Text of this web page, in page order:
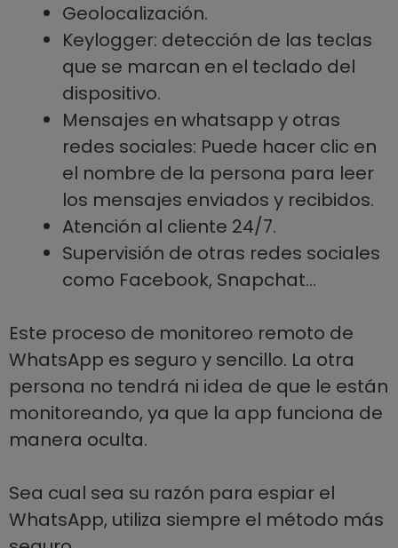
Geolocalización.
Keylogger: detección de las teclas
que se marcan en el teclado del
dispositivo.
Mensajes en whatsapp y otras
redes sociales: Puede hacer clic en
el nombre de la persona para leer
los mensajes enviados y recibidos.
Atención al cliente 24/7.
Supervisión de otras redes sociales
como Facebook, Snapchat…
Este proceso de monitoreo remoto de
WhatsApp es seguro y sencillo. La otra
persona no tendrá ni idea de que le están
monitoreando, ya que la app funciona de
manera oculta.
Sea cual sea su razón para espiar el
WhatsApp, utiliza siempre el método más